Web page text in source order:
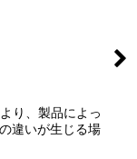
り、製品によっ
違いが生じる場